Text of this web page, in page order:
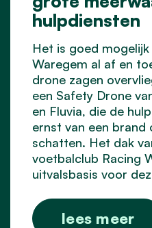
hulpdiensten
Het is goed
Waregem al af en
drone zagen
een Safety Drone
en Fluvia, die de
ernst van een
schatten. Het dak
voetbalclub Racing
uitvalsbasis voor
lees meer